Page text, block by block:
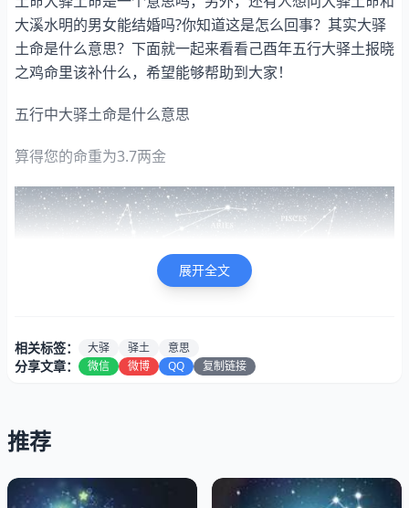
大溪水明的男女能结婚吗?你知道这是怎么回事？其实大驿
土命是什么意思？下面就一起来看看己酉年五行大驿土报晓
之鸡命里该补什么，希望能够帮助到大家！
五行中大驿土命是什么意思
算得您的命重为3.7两金
展开全文
相关标签： 大驿 驿土 意思
分享文章： 微信 微博 QQ 复制链接
推荐